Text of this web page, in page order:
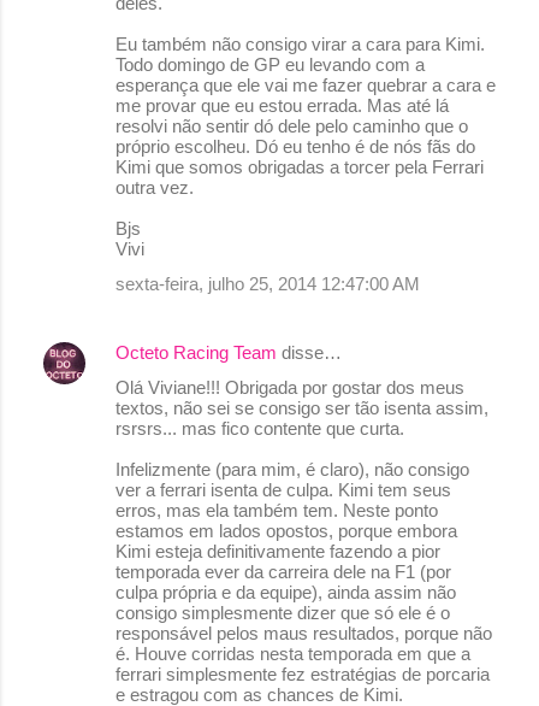
Eu também não consigo virar a cara para Kimi.
Todo domingo de GP eu levando com a
esperança que ele vai me fazer quebrar a cara e
me provar que eu estou errada. Mas até lá
resolvi não sentir dó dele pelo caminho que o
próprio escolheu. Dó eu tenho é de nós fãs do
Kimi que somos obrigadas a torcer pela Ferrari
outra vez.
Bjs
Vivi
sexta-feira, julho 25, 2014 12:47:00 AM
Octeto Racing Team disse…
Olá Viviane!!! Obrigada por gostar dos meus
textos, não sei se consigo ser tão isenta assim,
rsrsrs... mas fico contente que curta.
Infelizmente (para mim, é claro), não consigo
ver a ferrari isenta de culpa. Kimi tem seus
erros, mas ela também tem. Neste ponto
estamos em lados opostos, porque embora
Kimi esteja definitivamente fazendo a pior
temporada ever da carreira dele na F1 (por
culpa própria e da equipe), ainda assim não
consigo simplesmente dizer que só ele é o
responsável pelos maus resultados, porque não
é. Houve corridas nesta temporada em que a
ferrari simplesmente fez estratégias de porcaria
e estragou com as chances de Kimi.